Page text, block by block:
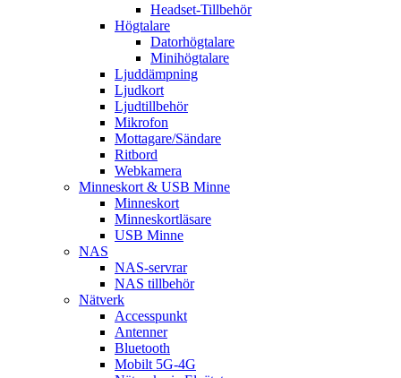
Headset-Tillbehör
Högtalare
Datorhögtalare
Minihögtalare
Ljuddämpning
Ljudkort
Ljudtillbehör
Mikrofon
Mottagare/Sändare
Ritbord
Webkamera
Minneskort & USB Minne
Minneskort
Minneskortläsare
USB Minne
NAS
NAS-servrar
NAS tillbehör
Nätverk
Accesspunkt
Antenner
Bluetooth
Mobilt 5G-4G